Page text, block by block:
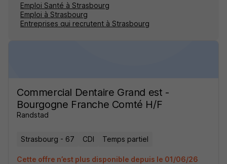
Emploi Santé à Strasbourg
Emploi à Strasbourg
Entreprises qui recrutent à Strasbourg
Commercial Dentaire Grand est -
Bourgogne Franche Comté H/F
Randstad
Strasbourg - 67 CDI Temps partiel
Cette offre n’est plus disponible depuis le 01/06/26